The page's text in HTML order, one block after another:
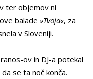
ter objemov ni
balade »Tvoja«, za
v Sloveniji.
ov in DJ-a potekal
se ta noč konča.